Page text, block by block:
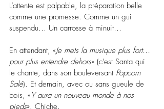
L’attente est palpable, la préparation belle
comme une promesse. Comme un gui
suspendu… Un carrosse à minuit…
En attendant, «Je mets la musique plus fort…
pour plus entendre dehors» (c’est Santa qui
le chante, dans son bouleversant Popcorn
Salé). Et demain, avec ou sans gueule de
bois, « Y aura un nouveau monde à nos
pieds». Chiche.